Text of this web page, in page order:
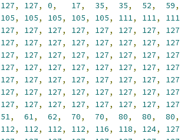
127, 127, 0, 17, 35, 35, 52, 59,
105, 105, 105, 105, 105, 111, 111, 111
127, 127, 127, 127, 127, 127, 127, 127
127, 127, 127, 127, 127, 127, 127, 127
127, 127, 127, 127, 127, 127, 127, 127
127, 127, 127, 127, 127, 127, 127, 127
127, 127, 127, 127, 127, 127, 127, 127
127, 127, 127, 127, 127, 127, 127, 127
127, 127, 127, 127, 127, 127, 127, 127
51, 61, 62, 70, 70, 80, 80, 80,
112, 112, 112, 112, 116, 118, 124, 127